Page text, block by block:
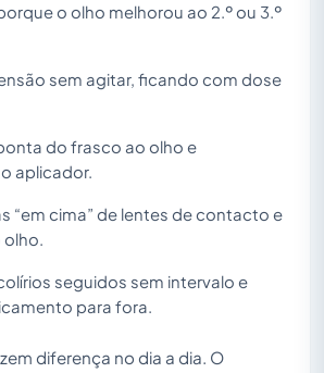
o olho melhorou ao 2.º ou 3.º
sem agitar, ficando com dose
do frasco ao olho e
aplicador.
“em cima” de lentes de contacto e
seguidos sem intervalo e
para fora.
diferença no dia a dia. O